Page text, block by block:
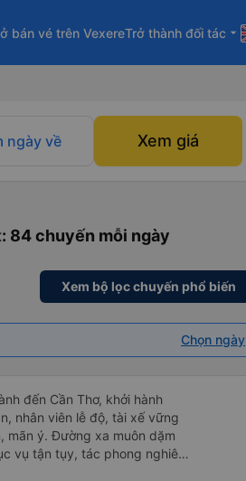
bán vé trên VexereTrở thành đối tác arrow_drop_down
ngày về Xem giá
: 84 chuyến mỗi ngày
Xem bộ lọc chuyến phổ biến
Chọn ngày
đến Cần Thơ, khởi hành
nhân viên lễ độ, tài xế vững
vụ tận tụy, tác phong nghiêm
tiền vội vã. Xã hội loạn đạo.